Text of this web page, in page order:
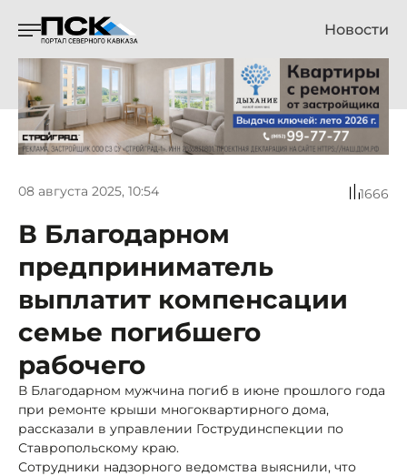
Новости
08 августа 2025, 10:54 1666
В Благодарном
предприниматель
выплатит компенсации
семье погибшего
рабочего
В Благодарном мужчина погиб в июне прошлого года
при ремонте крыши многоквартирного дома,
рассказали в управлении Гострудинспекции по
Ставропольскому краю.
Сотрудники надзорного ведомства выяснили, что